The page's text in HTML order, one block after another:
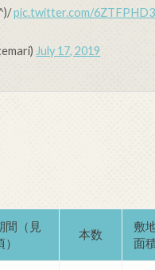
pic.twitter.com/
July 17, 2019
間（見
）
本数
敷
面